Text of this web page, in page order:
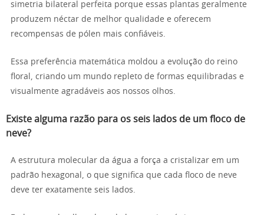
simetria bilateral perfeita porque essas plantas geralmente
produzem néctar de melhor qualidade e oferecem
recompensas de pólen mais confiáveis.
Essa preferência matemática moldou a evolução do reino
floral, criando um mundo repleto de formas equilibradas e
visualmente agradáveis aos nossos olhos.
Existe alguma razão para os seis lados de um floco de
neve?
A estrutura molecular da água a força a cristalizar em um
padrão hexagonal, o que significa que cada floco de neve
deve ter exatamente seis lados.